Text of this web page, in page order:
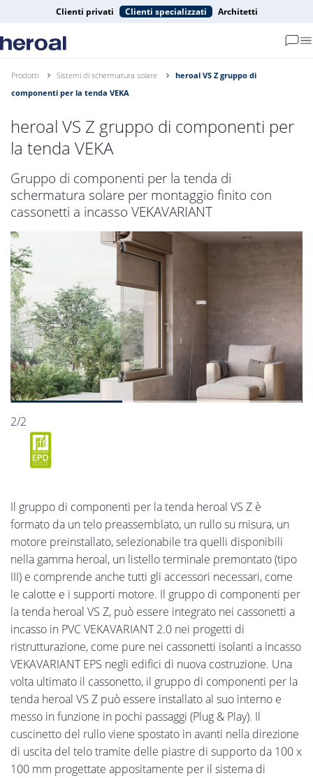
Clienti privati Clienti specializzati Architetti
Prodotti Sistemi di schermatura solare
heroal VS Z gruppo di
componenti per la tenda VEKA
heroal VS Z gruppo di componenti per
la tenda VEKA
Gruppo di componenti per la tenda di
schermatura solare per montaggio finito con
cassonetti a incasso VEKAVARIANT
2/2
Il gruppo di componenti per la tenda heroal VS Z è
formato da un telo preassemblato, un rullo su misura, un
motore preinstallato, selezionabile tra quelli disponibili
nella gamma heroal, un listello terminale premontato (tipo
III) e comprende anche tutti gli accessori necessari, come
le calotte e i supporti motore. Il gruppo di componenti per
la tenda heroal VS Z, può essere integrato nei cassonetti a
incasso in PVC VEKAVARIANT 2.0 nei progetti di
ristrutturazione, come pure nei cassonetti isolanti a incasso
VEKAVARIANT EPS negli edifici di nuova costruzione. Una
volta ultimato il cassonetto, il gruppo di componenti per la
tenda heroal VS Z può essere installato al suo interno e
messo in funzione in pochi passaggi (Plug & Play). Il
cuscinetto del rullo viene spostato in avanti nella direzione
di uscita del telo tramite delle piastre di supporto da 100 x
100 mm progettate appositamente per il sistema di